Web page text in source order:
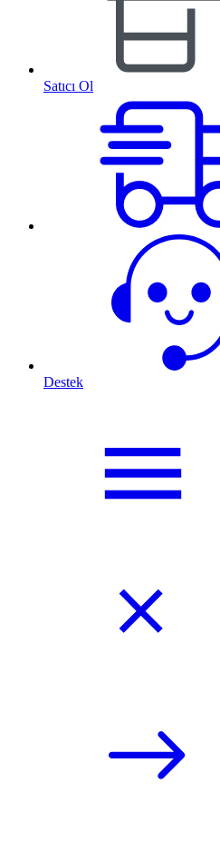
Satıcı Ol
Destek